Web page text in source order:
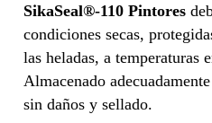
SikaSeal®-110 Pintores
condiciones secas,
las heladas, a temperaturas
Almacenado
sin daños y sellado.